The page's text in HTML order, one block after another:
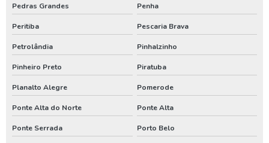
Perfuração de poço artesiano em santa catarina
Perfuração de poço artesiano no paraná
Perfuração de poço artesiano no rio grande do sul
Poço artesiano
Poço artesiano em santa catarina
Poço artesiano paraná
Serviço de poço artesiano
Pedras Grandes Penha
Peritiba Pescaria Brava
Petrolândia Pinhalzinho
Pinheiro Preto Piratuba
Planalto Alegre Pomerode
Ponte Alta do Norte Ponte Alta
Ponte Serrada Porto Belo